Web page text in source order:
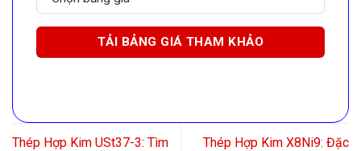
Thép Hợp Kim USt37-3: Tìm
Thép Hợp Kim X8Ni9: Đặc